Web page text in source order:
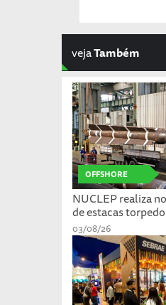
vejaTambém
OFFSHORE
NUCLEP realiza
de estacas
03/08/26